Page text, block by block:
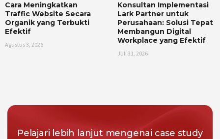
Cara Meningkatkan
Traffic Website Secara
Organik yang Terbukti
Efektif
Agustus 3, 2026
Konsultan Implementasi
Lark Partner untuk
Perusahaan: Solusi Tepat
Membangun Digital
Workplace yang Efektif
Juli 31, 2026
Pelajari lebih lanjut mengenai case study